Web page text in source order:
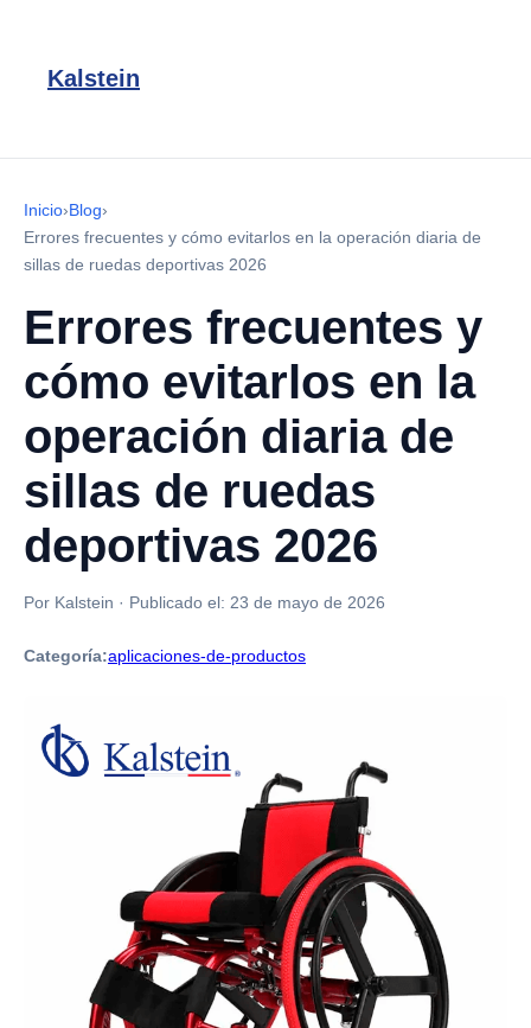
Kalstein
Inicio›Blog›
Errores frecuentes y cómo evitarlos en la operación diaria de
sillas de ruedas deportivas 2026
Errores frecuentes y
cómo evitarlos en la
operación diaria de
sillas de ruedas
deportivas 2026
Por Kalstein · Publicado el: 23 de mayo de 2026
Categoría:aplicaciones-de-productos